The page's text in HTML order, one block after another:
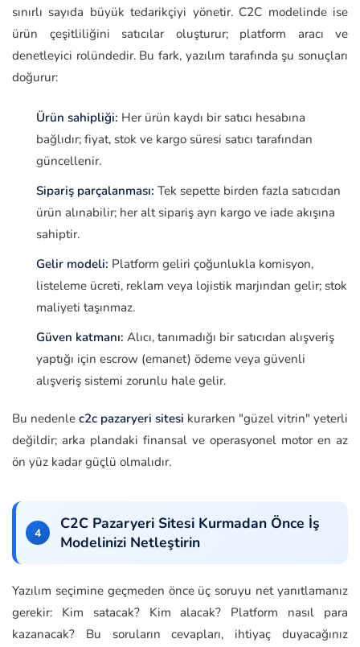
sınırlı sayıda büyük tedarikçiyi yönetir. C2C modelinde ise
ürün çeşitliliğini satıcılar oluşturur; platform aracı ve
denetleyici rolündedir. Bu fark, yazılım tarafında şu sonuçları
doğurur:
Ürün sahipliği: Her ürün kaydı bir satıcı hesabına
bağlıdır; fiyat, stok ve kargo süresi satıcı tarafından
güncellenir.
Sipariş parçalanması: Tek sepette birden fazla satıcıdan
ürün alınabilir; her alt sipariş ayrı kargo ve iade akışına
sahiptir.
Gelir modeli: Platform geliri çoğunlukla komisyon,
listeleme ücreti, reklam veya lojistik marjından gelir; stok
maliyeti taşınmaz.
Güven katmanı: Alıcı, tanımadığı bir satıcıdan alışveriş
yaptığı için escrow (emanet) ödeme veya güvenli
alışveriş sistemi zorunlu hale gelir.
Bu nedenle c2c pazaryeri sitesi kurarken "güzel vitrin" yeterli
değildir; arka plandaki finansal ve operasyonel motor en az
ön yüz kadar güçlü olmalıdır.
C2C Pazaryeri Sitesi Kurmadan Önce İş
Modelinizi Netleştirin
Yazılım seçimine geçmeden önce üç soruyu net yanıtlamanız
gerekir: Kim satacak? Kim alacak? Platform nasıl para
kazanacak? Bu soruların cevapları, ihtiyaç duyacağınız